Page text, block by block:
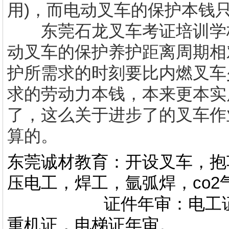
用)，而电动叉车的保护本钱
东莞石龙叉车考证培训
动叉车的保护养护距离周期
护所需求的时刻要比内燃叉
求的劳动力本钱，本来更本
了，这么关于进步了的叉车
算的。
东莞诚材教育：开设叉车，
压电工，焊工，氩弧焊，co2
证件年审：电工证，
重机证，电梯证年审。